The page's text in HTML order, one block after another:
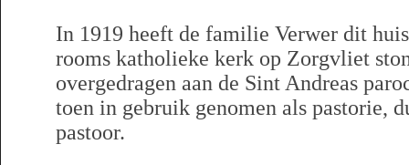
In 1919 heeft de familie Verwer dit
rooms katholieke kerk op Zorgvliet
overgedragen aan de Sint Andreas
toen in gebruik genomen als pastorie,
pastoor.